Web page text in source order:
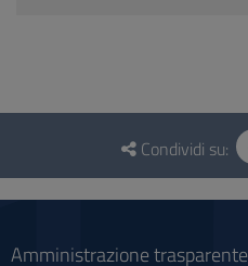
Questionario
social
Condividi su:
Amministrazione trasparente